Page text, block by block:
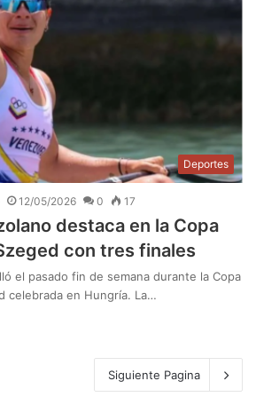
Deportes
12/05/2026 0 17
destaca en la Copa
con tres finales
el pasado fin de semana durante la Copa
celebrada en Hungría. La…
Siguiente Pagina